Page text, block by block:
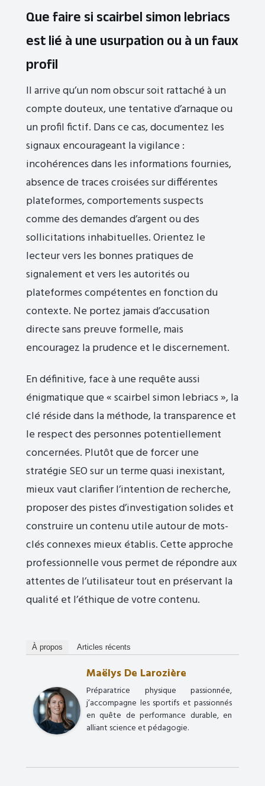
Que faire si scairbel simon lebriacs
est lié à une usurpation ou à un faux
profil
Il arrive qu’un nom obscur soit rattaché à un
compte douteux, une tentative d’arnaque ou
un profil fictif. Dans ce cas, documentez les
signaux encourageant la vigilance :
incohérences dans les informations fournies,
absence de traces croisées sur différentes
plateformes, comportements suspects
comme des demandes d’argent ou des
sollicitations inhabituelles. Orientez le
lecteur vers les bonnes pratiques de
signalement et vers les autorités ou
plateformes compétentes en fonction du
contexte. Ne portez jamais d’accusation
directe sans preuve formelle, mais
encouragez la prudence et le discernement.
En définitive, face à une requête aussi
énigmatique que « scairbel simon lebriacs », la
clé réside dans la méthode, la transparence et
le respect des personnes potentiellement
concernées. Plutôt que de forcer une
stratégie SEO sur un terme quasi inexistant,
mieux vaut clarifier l’intention de recherche,
proposer des pistes d’investigation solides et
construire un contenu utile autour de mots-
clés connexes mieux établis. Cette approche
professionnelle vous permet de répondre aux
attentes de l’utilisateur tout en préservant la
qualité et l’éthique de votre contenu.
À propos Articles récents
Maëlys De Larozière
Préparatrice physique passionnée,
j’accompagne les sportifs et passionnés
en quête de performance durable, en
alliant science et pédagogie.